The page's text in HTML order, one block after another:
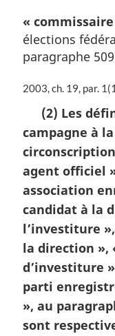
«
élections
paragraphe
N
e
m
a
r
g
n
a
l
e
:
2003, ch. 19, par.
(2) Les
campagne à
agent officiel
association
candidat à la
l’investiture »,
la direction »,
d’investiture »
parti
», au
sont